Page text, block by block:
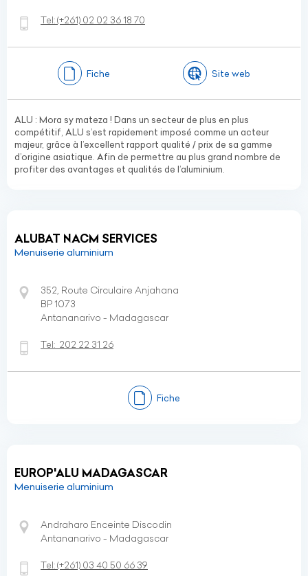
Tel:(+261) 02 02 36 18 70
Fiche Site web
ALU : Mora sy mateza ! Dans un secteur de plus en plus
compétitif, ALU s’est rapidement imposé comme un acteur
majeur, grâce à l’excellent rapport qualité / prix de sa gamme
d’origine asiatique. Afin de permettre au plus grand nombre de
profiter des avantages et qualités de l’aluminium.
ALUBAT NACM SERVICES
Menuiserie aluminium
352, Route Circulaire Anjahana
BP 1073
Antananarivo - Madagascar
Tel: 202 22 31 26
Fiche
EUROP'ALU MADAGASCAR
Menuiserie aluminium
Andraharo Enceinte Discodin
Antananarivo - Madagascar
Tel:(+261) 03 40 50 66 39